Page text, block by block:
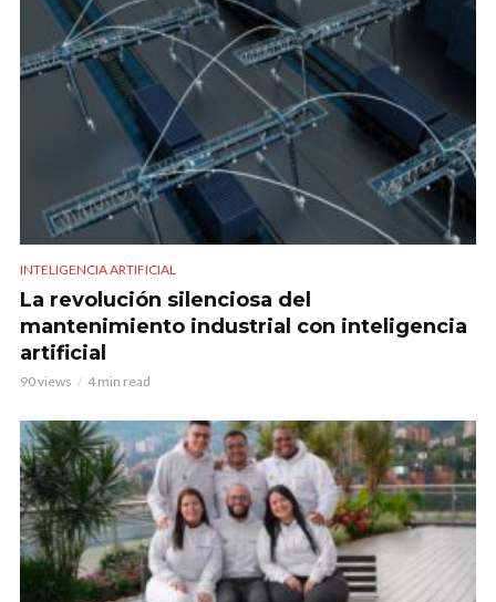
INTELIGENCIA ARTIFICIAL
La revolución silenciosa del
mantenimiento industrial con inteligencia
artificial
90 views 4 min read